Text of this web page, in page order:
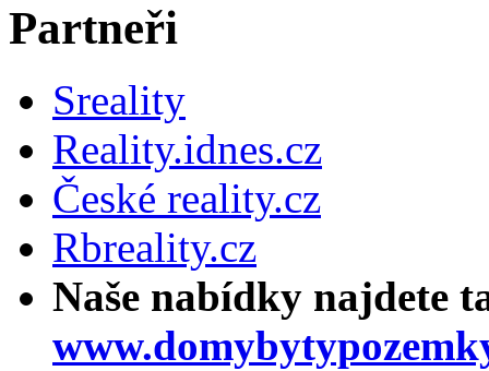
Partneři
Sreality
Reality.idnes.cz
České reality.cz
Rbreality.cz
Naše nabídky najdete